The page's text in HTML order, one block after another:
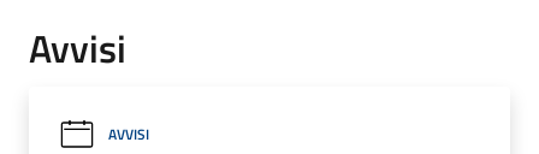
Avvisi
AVVISI